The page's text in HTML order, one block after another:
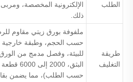
الطلب
الإلكترونية المخصصة،
ذلك.
طريقة
التغليف
ملفوفة بورق زيتي مقاوم
حسب الحجم، وطبقة
للبيئة، وفصل مدمج من
البثق،
حسب الطلب)، مما يضمن